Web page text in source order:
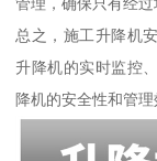
管理，确保只有经过
总之，施工升降机
升降机的实时监控
降机的安全性和管理